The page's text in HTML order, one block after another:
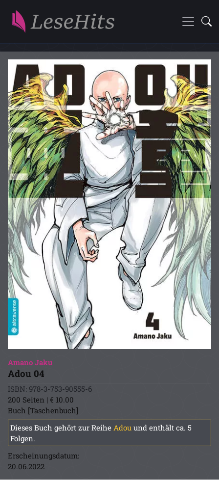
Amano Jaku
Adou 04
ISBN: 978-3-753-90555-6
200 Seiten | € 10.00
Buch [Taschenbuch]
Dieses Buch gehört zur Reihe Adou und enthält ca. 5
Folgen.
Erscheinungsdatum:
20.06.2022